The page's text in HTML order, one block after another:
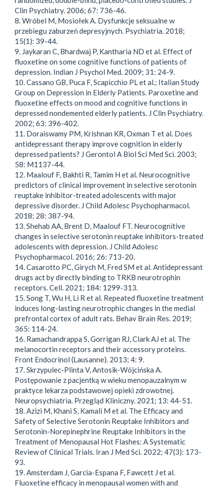
Clin Psychiatry. 2006; 67: 736-46.
8. Wróbel M, Mosiołek A. Dysfunkcje seksualne w
przebiegu zaburzeń depresyjnych. Psychiatria. 2018;
15(1): 39-44.
9. Jaykaran C, Bhardwaj P, Kantharia ND et al. Effect of
fluoxetine on some cognitive functions of patients of
depression. Indian J Psychol Med. 2009; 31: 24-9.
10. Cassano GB, Puca F, Scapicchio PL et al.; Italian Study
Group on Depression in Elderly Patients. Paroxetine and
fluoxetine effects on mood and cognitive functions in
depressed nondemented elderly patients. J Clin Psychiatry.
2002; 63: 396-402.
11. Doraiswamy PM, Krishnan KR, Oxman T et al. Does
antidepressant therapy improve cognition in elderly
depressed patients? J Gerontol A Biol Sci Med Sci. 2003;
58: M1137-44.
12. Maalouf F, Bakhti R, Tamim H et al. Neurocognitive
predictors of clinical improvement in selective serotonin
reuptake inhibitor-treated adolescents with major
depressive disorder. J Child Adolesc Psychopharmacol.
2018; 28: 387-94.
13. Shehab AA, Brent D, Maalouf FT. Neurocognitive
changes in selective serotonin reuptake inhibitors-treated
adolescents with depression. J Child Adolesc
Psychopharmacol. 2016; 26: 713-20.
14. Casarotto PC, Girych M, Fred SM et al. Antidepressant
drugs act by directly binding to TRKB neurotrophin
receptors. Cell. 2021; 184: 1299-313.
15. Song T, Wu H, Li R et al. Repeated fluoxetine treatment
induces long-lasting neurotrophic changes in the medial
prefrontal cortex of adult rats. Behav Brain Res. 2019;
365: 114-24.
16. Ramachandrappa S, Gorrigan RJ, Clark AJ et al. The
melanocortin receptors and their accessory proteins.
Front Endocrinol (Lausanne). 2013; 4: 9.
17. Skrzypulec-Plinta V, Antosik-Wójcińska A.
Postępowanie z pacjentką w wieku menopauzalnym w
praktyce lekarza podstawowej opieki zdrowotnej.
Neuropsychiatria. Przegląd Kliniczny. 2021; 13: 44-51.
18. Azizi M, Khani S, Kamali M et al. The Efficacy and
Safety of Selective Serotonin Reuptake Inhibitors and
Serotonin-Norepinephrine Reuptake Inhibitors in the
Treatment of Menopausal Hot Flashes: A Systematic
Review of Clinical Trials. Iran J Med Sci. 2022; 47(3): 173-
93.
19. Amsterdam J, Garcia-Espana F, Fawcett J et al.
Fluoxetine efficacy in menopausal women with and